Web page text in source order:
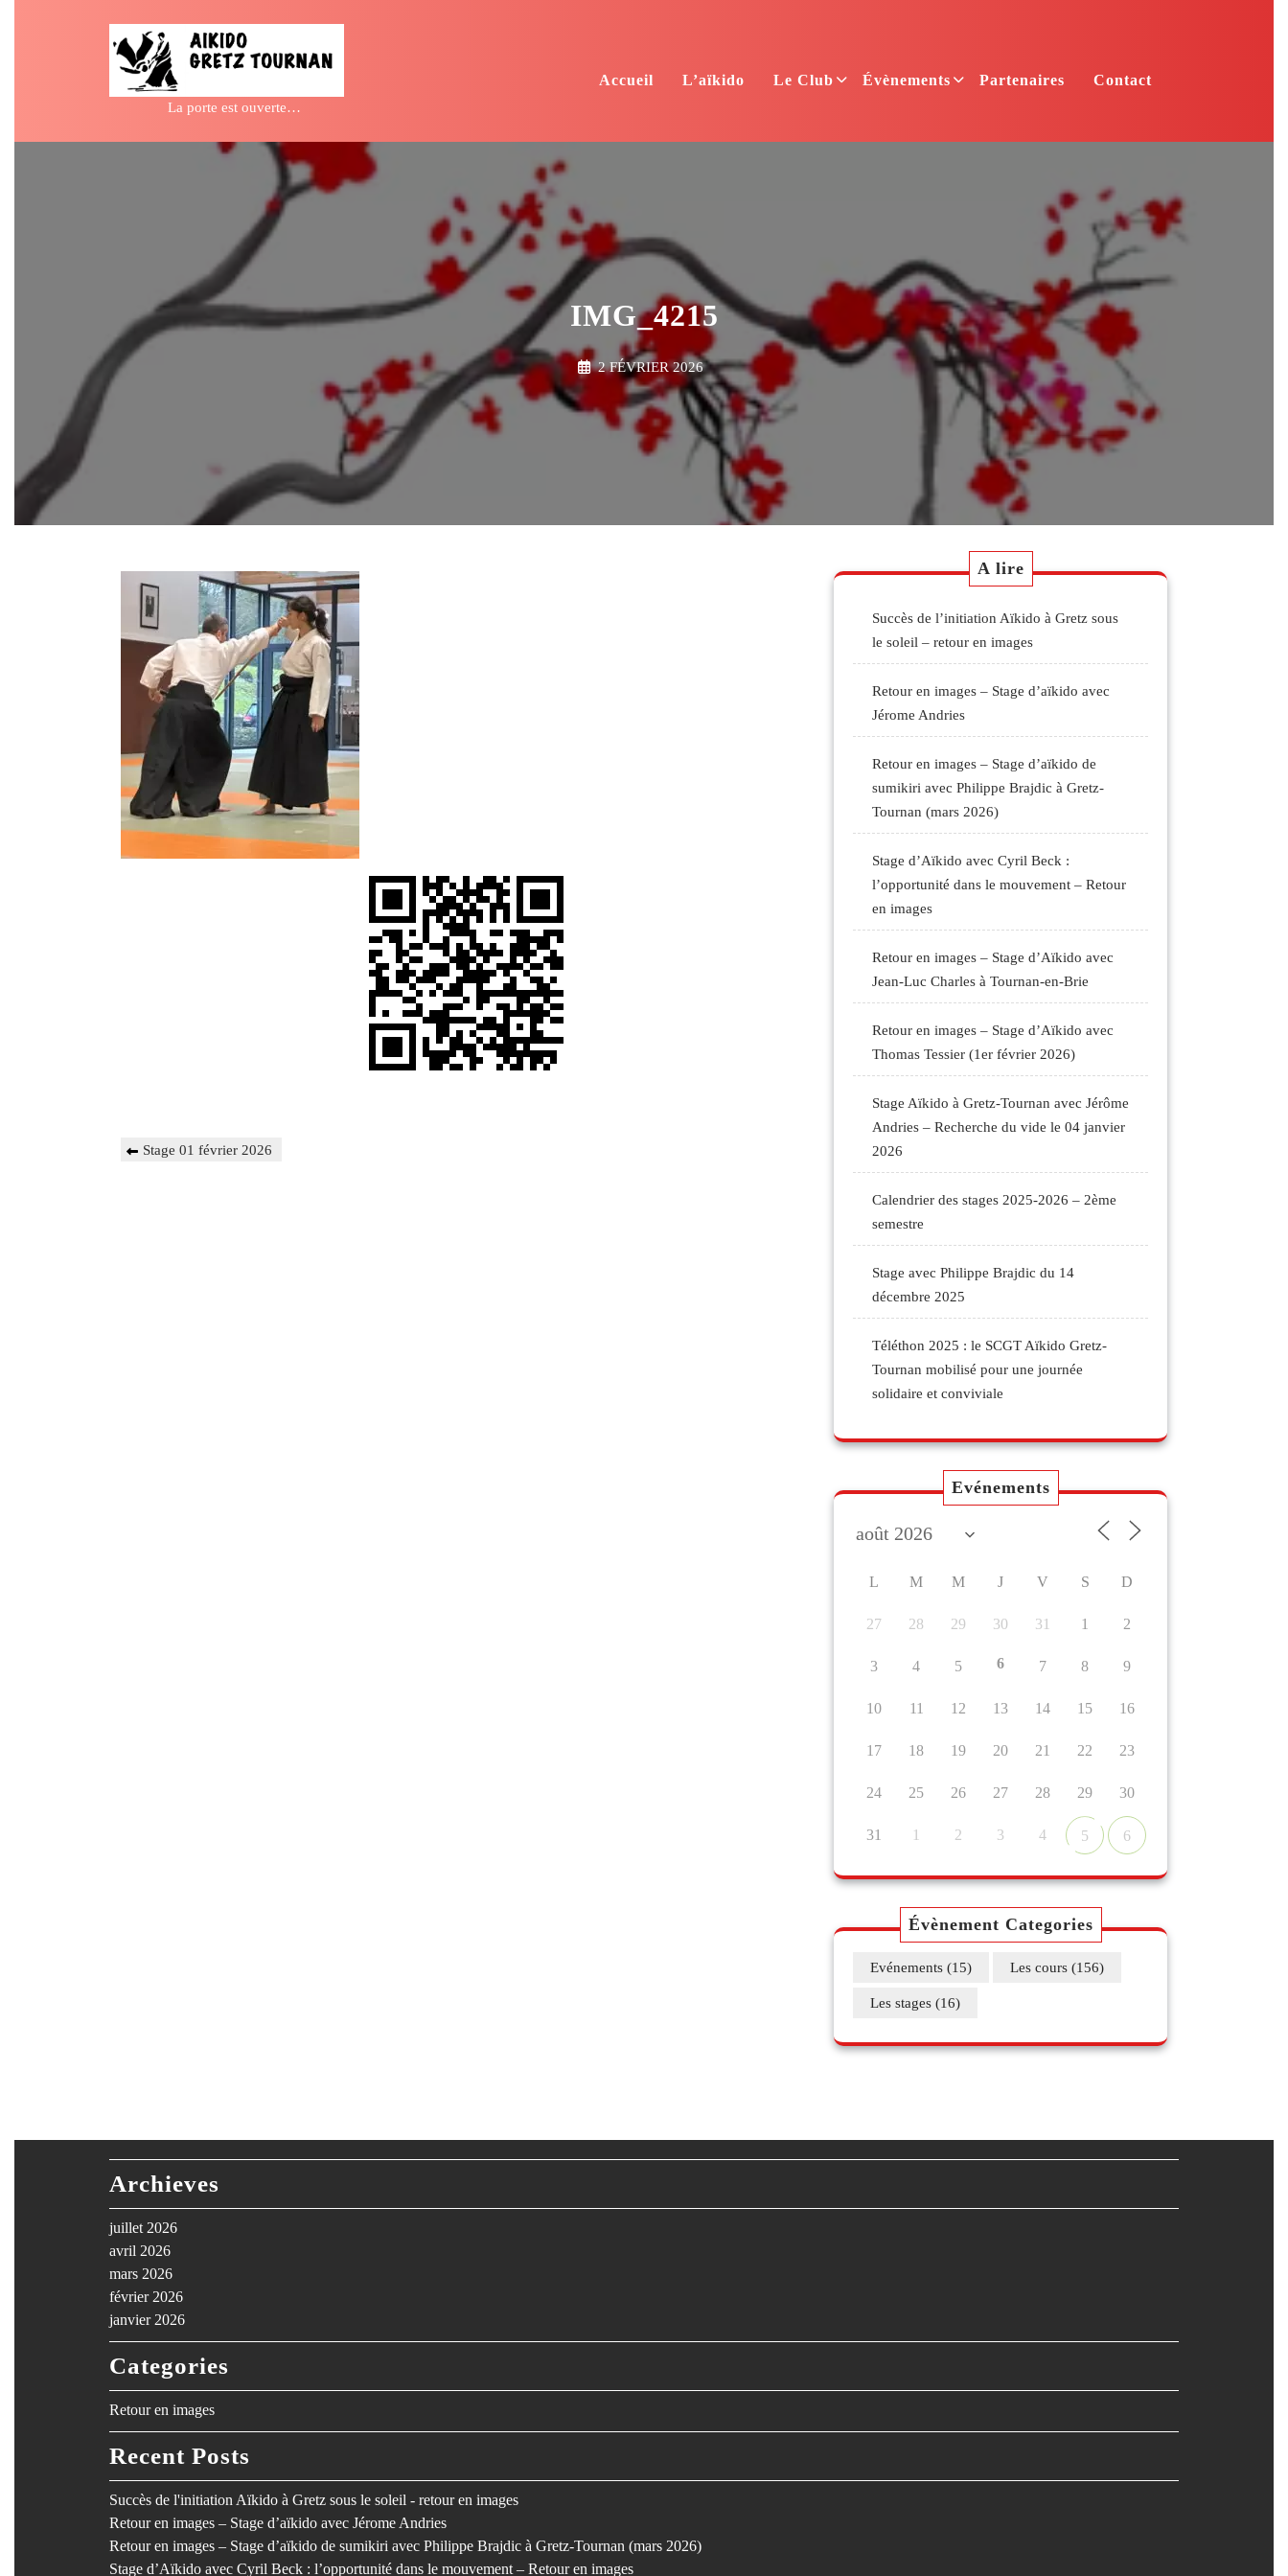
La porte est ouverte…
Accueil L’aïkido Le Club Évènements Partenaires Contact
IMG_4215
2 FÉVRIER 2026
Navigation
Previous
Stage 01 février 2026
A lire
Succès de l’initiation Aïkido à Gretz sous
le soleil – retour en images
Retour en images – Stage d’aïkido avec
Jérome Andries
Retour en images – Stage d’aïkido de
sumikiri avec Philippe Brajdic à Gretz-
Tournan (mars 2026)
Stage d’Aïkido avec Cyril Beck :
l’opportunité dans le mouvement – Retour
en images
Retour en images – Stage d’Aïkido avec
Jean-Luc Charles à Tournan-en-Brie
Retour en images – Stage d’Aïkido avec
Thomas Tessier (1er février 2026)
Stage Aïkido à Gretz-Tournan avec Jérôme
Andries – Recherche du vide le 04 janvier
2026
Calendrier des stages 2025-2026 – 2ème
semestre
Stage avec Philippe Brajdic du 14
décembre 2025
Téléthon 2025 : le SCGT Aïkido Gretz-
Tournan mobilisé pour une journée
solidaire et conviviale
Evénements
L M M J V S D
27 28 29 30 31 1 2
3 4 5 6 7 8 9
10 11 12 13 14 15 16
17 18 19 20 21 22 23
24 25 26 27 28 29 30
31 1 2 3 4 5 6
Évènement Categories
Evénements (15) Les cours (156)
Les stages (16)
Archieves
juillet 2026
avril 2026
mars 2026
février 2026
janvier 2026
Categories
Retour en images
Recent Posts
Succès de l'initiation Aïkido à Gretz sous le soleil - retour en images
Retour en images – Stage d’aïkido avec Jérome Andries
Retour en images – Stage d’aïkido de sumikiri avec Philippe Brajdic à Gretz-Tournan (mars 2026)
Stage d’Aïkido avec Cyril Beck : l’opportunité dans le mouvement – Retour en images